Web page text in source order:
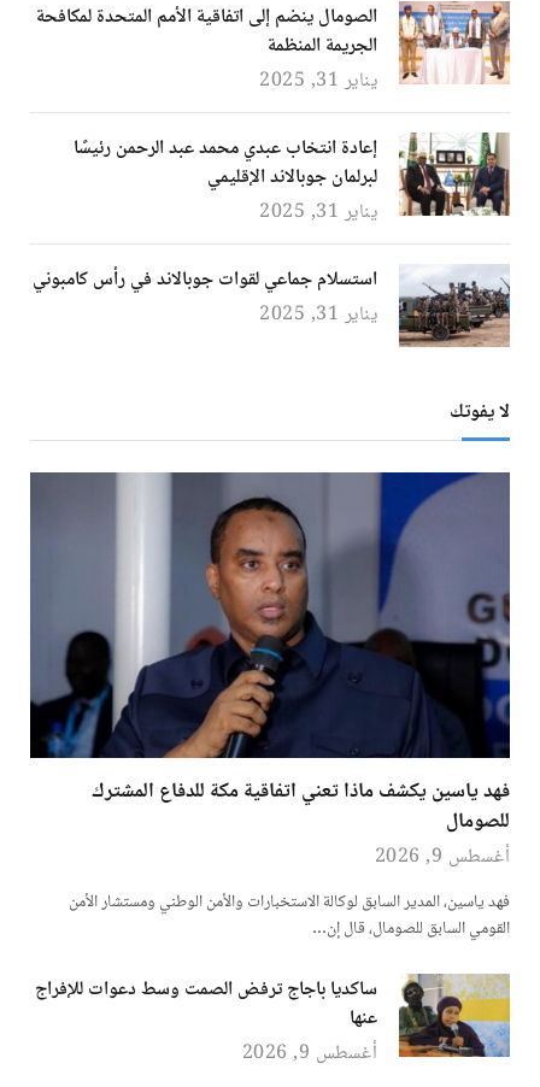
الصومال ينضم إلى اتفاقية الأمم المتحدة لمكافحة
الجريمة المنظمة
يناير 31, 2025
إعادة انتخاب عبدي محمد عبد الرحمن رئيسًا
لبرلمان جوبالاند الإقليمي
يناير 31, 2025
استسلام جماعي لقوات جوبالاند في رأس كامبوني
يناير 31, 2025
لا يفوتك
فهد ياسين يكشف ماذا تعني اتفاقية مكة للدفاع المشترك
للصومال
أغسطس 9, 2026
فهد ياسين، المدير السابق لوكالة الاستخبارات والأمن الوطني ومستشار الأمن
القومي السابق للصومال، قال إن…
ساكديا باجاج ترفض الصمت وسط دعوات للإفراج
عنها
أغسطس 9, 2026